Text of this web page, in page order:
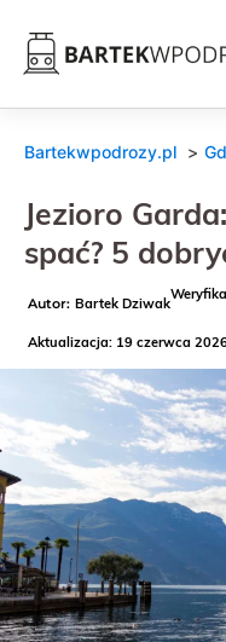
Bartekwpodrozy.pl
Jezioro
spać? 5
Bartek Dziwak
Aktualizacja: 19 czerwca